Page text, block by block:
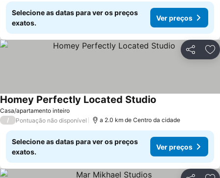
Selecione as datas para ver os preços
exatos.
Ver preços
Partilhar
Casa/apartamento inteiro
Homey Perfectly Located Studio
/ Pontuação não disponível a 2.0 km de Centro da cidade
Selecione as datas para ver os preços
exatos.
Ver preços